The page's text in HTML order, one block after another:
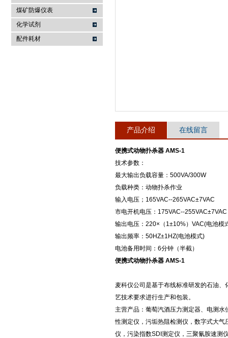
煤矿防爆仪表
化学试剂
配件耗材
产品介绍 在线留言
便携式动物扑杀器 AMS-1
技术参数：
最大输出负载容量：500VA/300W
负载种类：动物扑杀作业
输入电压；165VAC--265VAC±7VAC
市电开机电压：175VAC--255VAC±7VAC
输出电压：220×（1±10%）VAC(电池模
输出频率：50HZ±1HZ(电池模式)
电池备用时间：6分钟（半截）
便携式动物扑杀器 AMS-1
麦科仪公司是基于布线标准研发的石油
艺技术要求进行生产和包装。
主营产品：葡萄汽酒压力测定器、电测
性测定仪，污垢热阻检测仪，数字式大
仪，污染指数SDI测定仪，三聚氰胺速测